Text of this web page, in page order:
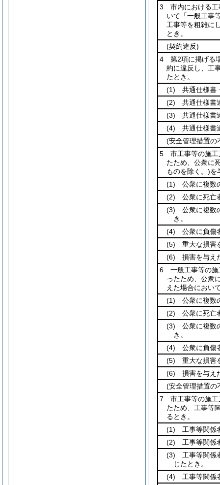
3 市内における工
いて「一般工事
工事等を粗雑に
とき。
(契約違反)
4 第2項に掲げる
約に違反し、工
たとき。
(1) 共通仕様書
(2) 共通仕様書
(3) 共通仕様書
(4) 共通仕様書
(安全管理措置の
5 市工事等の施工
たため、公衆に
ものを除く。)を
(1) 公衆に複数
(2) 公衆に死亡
(3) 公衆に複数
き。
(4) 公衆に負傷
(5) 重大な損害
(6) 損害を与え
6 一般工事等の施
ったため、公衆
えた場合におい
(1) 公衆に複数
(2) 公衆に死亡
(3) 公衆に複数
き。
(4) 公衆に負傷
(5) 重大な損害
(6) 損害を与え
(安全管理措置の
7 市工事等の施工
たため、工事等
るとき。
(1) 工事等関係
(2) 工事等関係
(3) 工事等関係
じたとき。
(4) 工事等関係